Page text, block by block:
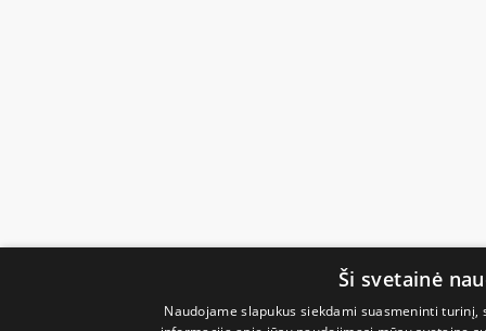
Ši svetainė
Naudojame slapukus siekdami suasmeninti